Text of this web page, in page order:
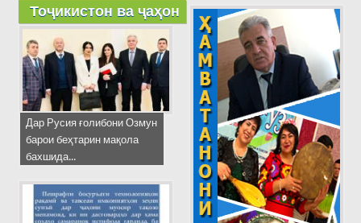
Тоҷикистон ва ҷаҳон
Дар Русия ғолибони Озмун
барои беҳтарин мақола
бахшида...